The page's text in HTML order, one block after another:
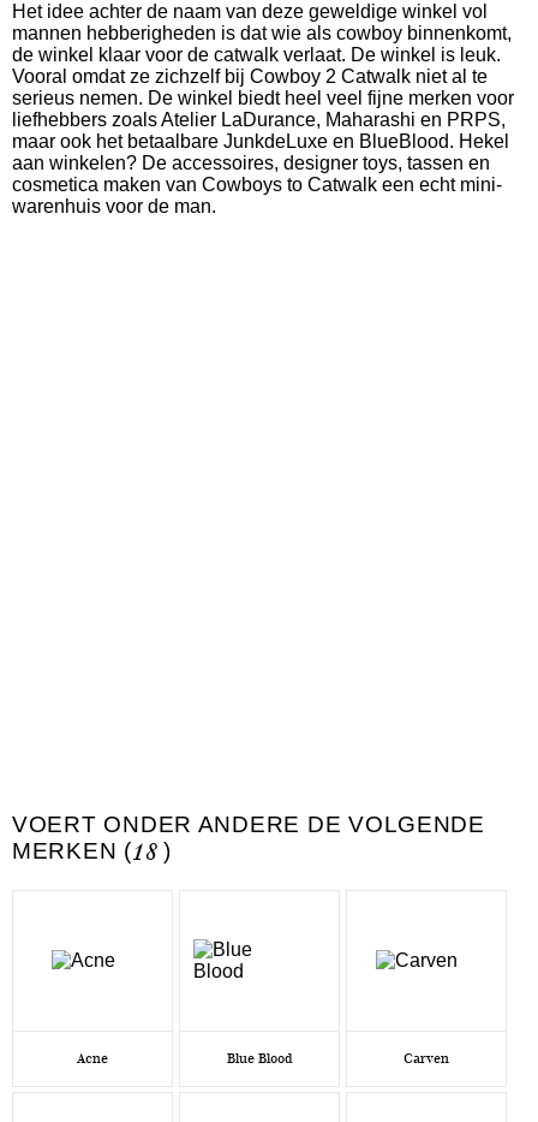
Het idee achter de naam van deze geweldige winkel vol
mannen hebberigheden is dat wie als cowboy binnenkomt,
de winkel klaar voor de catwalk verlaat. De winkel is leuk.
Vooral omdat ze zichzelf bij Cowboy 2 Catwalk niet al te
serieus nemen. De winkel biedt heel veel fijne merken voor
liefhebbers zoals Atelier LaDurance, Maharashi en PRPS,
maar ook het betaalbare JunkdeLuxe en BlueBlood. Hekel
aan winkelen? De accessoires, designer toys, tassen en
cosmetica maken van Cowboys to Catwalk een echt mini-
warenhuis voor de man.
VOERT ONDER ANDERE DE VOLGENDE
MERKEN (18 )
Acne Blue Blood Carven